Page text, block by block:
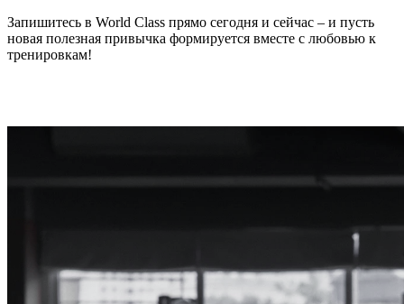
Запишитесь в World Class прямо сегодня и сейчас – и пусть
новая полезная привычка формируется вместе с любовью к
тренировкам!